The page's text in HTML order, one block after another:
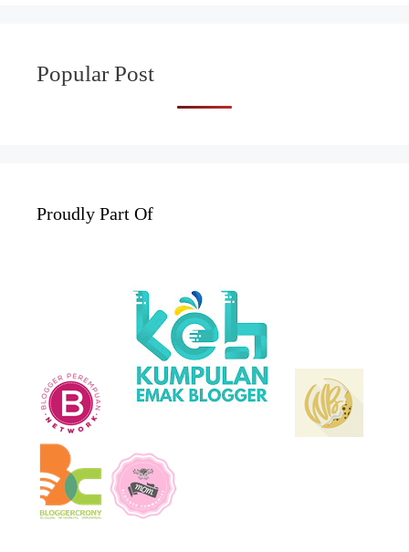
Popular Post
Proudly Part Of